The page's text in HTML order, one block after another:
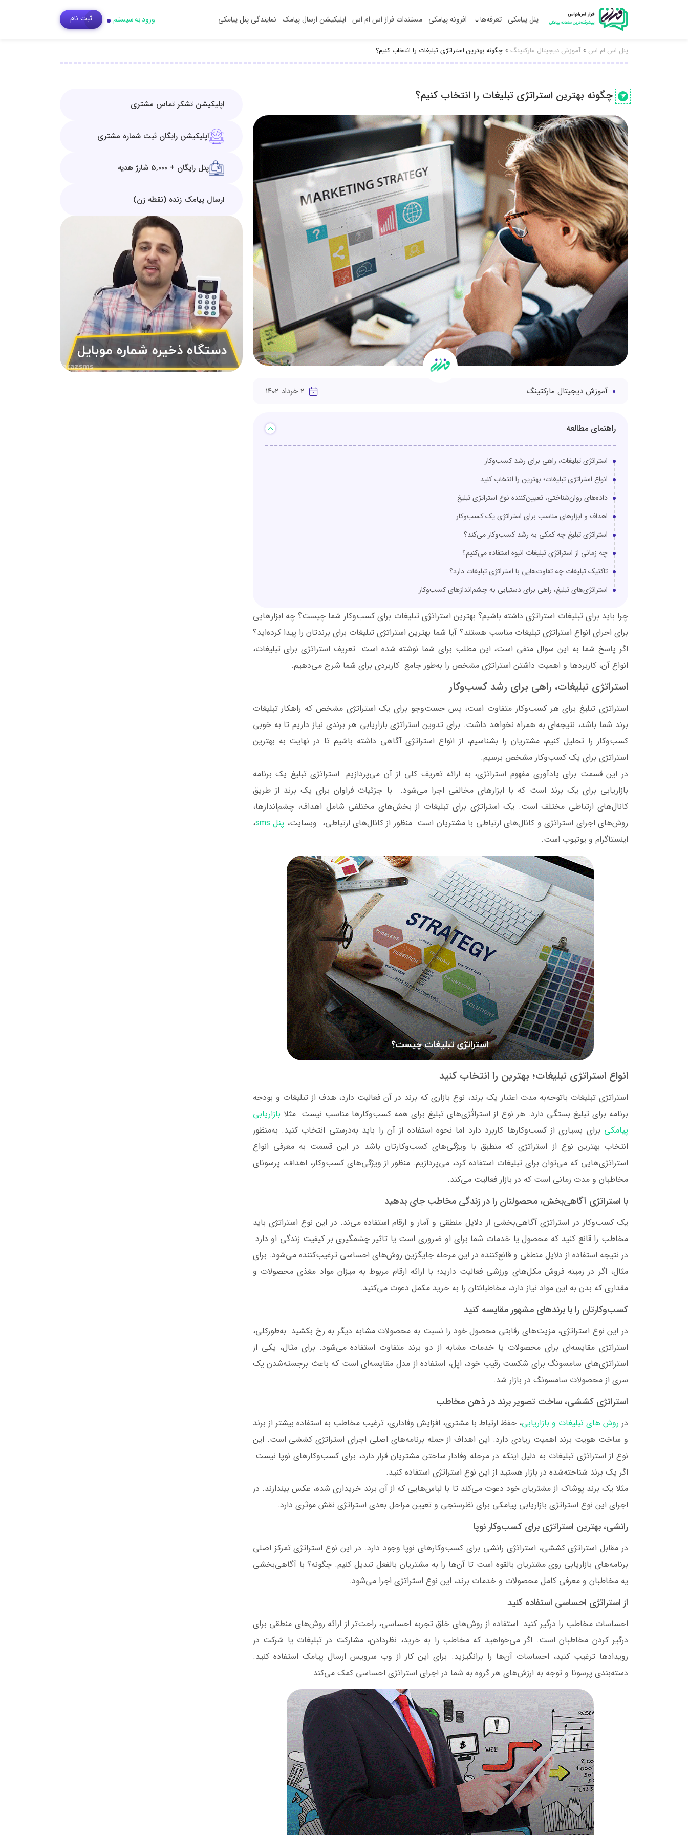
پنل پیامکی تعرفه‌ها افزونه‌ پیامکی مستندات فراز اس ام اس اپلیکیشن‌ ارسال پیامک نمایندگی پنل پیامکی ورود به سیستم ثبت‌ نام
پنل اس ام اس » آموزش دیجیتال مارکتینگ » چگونه بهترین استراتژی تبلیغات را انتخاب کنیم؟
چگونه بهترین استراتژی تبلیغات را انتخاب کنیم؟
آموزش دیجیتال مارکتینگ ۲ خرداد ۱۴۰۲
راهنمای مطالعه
استراتژی تبلیغات، راهی برای رشد کسب‌وکار
انواع استراتژی تبلیغات؛ بهترین را انتخاب کنید
داده‌های روان‌شناختی، تعیین‌کننده نوع استراتژی تبلیغ
اهداف و ابزارهای مناسب برای استراتژی یک کسب‌وکار
استراتژی تبلیغ چه کمکی به رشد کسب‌وکار می‌کند؟
چه زمانی از استراتژی تبلیغات انبوه استفاده می‌کنیم؟
تاکتیک تبلیغات چه تفاوت‌هایی با استراتژی تبلیغات دارد؟
استراتژی‌های تبلیغ، راهی برای دستیابی به چشم‌اندازهای کسب‌وکار
چرا باید برای تبلیغات استراتژی داشته باشیم؟ بهترین استراتژی تبلیغات برای کسب‌وکار شما چیست؟ چه ابزارهایی
برای اجرای انواع استراتژی تبلیغات مناسب هستند؟ آیا شما بهترین استراتژی تبلیغات برای برندتان را پیدا کرده‌اید؟
اگر پاسخ شما به این سوال منفی است، این مطلب برای شما نوشته شده است. تعریف استراتژی برای تبلیغات،
انواع آن، کاربردها و اهمیت داشتن استراتژی مشخص را به‌طور جامع کاربردی برای شما شرح می‌دهیم.
استراتژی تبلیغات، راهی برای رشد کسب‌وکار
استراتژی تبلیغ برای هر کسب‌وکار متفاوت است، پس جست‌وجو برای یک استراتژی مشخص که راهکار تبلیغات
برند شما باشد، نتیجه‌ای به همراه نخواهد داشت. برای تدوین استراتژی بازاریابی هر برندی نیاز داریم تا به خوبی
کسب‌وکار را تحلیل کنیم، مشتریان را بشناسیم، از انواع استراتژی آگاهی داشته باشیم تا در نهایت به بهترین
استراتژی برای یک کسب‌وکار مشخص برسیم.
در این قسمت برای یادآوری مفهوم استراتژی، به ارائه تعریف کلی از آن می‌پردازیم. استراتژی تبلیغ یک برنامه
بازاریابی برای یک برند است که با ابزارهای مخالفی اجرا می‌شود. با جزئیات فراوان برای یک برند از طریق
کانال‌های ارتباطی مختلف است. یک استراتژی برای تبلیغات از بخش‌های مختلفی شامل اهداف، چشم‌اندازها،
روش‌های اجرای استراتژی و کانال‌های ارتباطی با مشتریان است. منظور از کانال‌های ارتباطی، وبسایت، پنل sms
،
اینستاگرام و یوتیوب است.
انواع استراتژی تبلیغات؛ بهترین را انتخاب کنید
استراتژی تبلیغات باتوجه‌به مدت اعتبار یک برند، نوع بازاری که برند در آن فعالیت دارد، هدف از تبلیغات و بودجه
برنامه برای تبلیغ بستگی دارد. هر نوع از استراتٰژی‌های تبلیغ برای همه کسب‌وکارها مناسب نیست. مثلا بازاریابی
پیامکی برای بسیاری از کسب‌وکارها کاربرد دارد اما نحوه استفاده از آن را باید به‌درستی انتخاب کنید. به‌منظور
انتخاب بهترین نوع از استراتژی که منطبق با ویژگی‌های کسب‌وکارتان باشد در این قسمت به معرفی انواع
استراتژی‌هایی که می‌توان برای تبلیغات استفاده کرد، می‌پردازیم. منظور از ویژگی‌های کسب‌وکار، اهداف، پرسونای
مخاطبان و مدت زمانی است که در بازار فعالیت می‌کند.
با استراتژی آگاهی‌بخش، محصولتان را در زندگی مخاطب جای بدهید
یک کسب‌وکار در استراتژی آگاهی‌بخشی از دلایل منطقی و آمار و ارقام استفاده می‌ند. در این نوع استراتژی باید
مخاطب را قانع کنید که محصول یا خدمات شما برای او ضروری است یا تاثیر چشمگیری بر کیفیت زندگی او دارد.
در نتیجه استفاده از دلایل منطقی و قانع‌کننده در این مرحله جایگزین روش‌های احساسی ترغیب‌کننده می‌شود. برای
مثال، اگر در زمینه فروش مکل‌های ورزشی فعالیت دارید؛ با ارائه ارقام مربوط به میزان مواد مغذی محصولات و
مقداری که بدن به این مواد نیاز دارد، مخاطبانتان را به خرید مکمل دعوت می‌کنید.
کسب‌وکارتان را با برندهای مشهور مقایسه‌ کنید
در این نوع استراتژی، مزیت‌های رقابتی محصول خود را نسبت به محصولات مشابه دیگر به رخ بکشید. به‌طورکلی،
استراتژی مقایسه‌ای برای محصولات یا خدمات مشابه از دو برند متفاوت استفاده می‌شود. برای مثال، یکی از
استراتژی‌های سامسونگ برای شکست رقیب خود، اپل، استفاده از مدل مقایسه‌ای است که باعث برجسته‌شدن یک
سری از محصولات سامسونگ در بازار شد.
استراتژی کششی، ساخت تصویر برند در ذهن مخاطب
در روش‌ های تبلیغات و بازاریابی، حفظ ارتباط با مشتری، افزایش وفاداری، ترغیب مخاطب به استفاده بیشتر از برند
و ساخت هویت برند اهمیت زیادی دارد. این اهداف از جمله برنامه‌های اصلی اجرای استراتژی کششی است. این
نوع از استراتژی تبلیغات به دلیل اینکه در مرحله وفادار ساختن مشتریان قرار دارد، برای کسب‌وکارهای نوپا نیست.
اگر یک برند شناخته‌شده در بازار هستید از این نوع استراتژی استفاده کنید.
مثلا یک برند پوشاک از مشتریان خود دعوت می‌کند تا با لباس‌هایی که از آن برند خریداری شده، عکس بیندازند. در
اجرای این نوع استراتژی بازاریابی پیامکی برای نظرسنجی و تعیین مراحل بعدی استراتژی نقش موثری دارد.
رانشی، بهترین استراتژی برای کسب‌وکار نوپا
در مقابل استراتژی کششی، استراتژی رانشی برای کسب‌وکارهای نوپا وجود دارد. در این نوع استراتژی تمرکز اصلی
برنامه‌های بازاریابی روی مشتریان بالقوه است تا آن‌ها را به مشتریان بالفعل تبدیل کنیم. چگونه؟ با آگاهی‌بخشی
یه مخاطبان و معرفی کامل محصولات و خدمات برند، این نوع استراتژی اجرا می‌شود.
از استراتژی احساسی استفاده کنید
احساسات مخاطب را درگیر کنید. استفاده از روش‌های خلق تجربه احساسی، راحت‌تر از ارائه روش‌های منطقی برای
درگیر کردن مخاطبان است. اگر می‌خواهید که مخاطب را به خرید، نظردادن، مشارکت در تبلیغات یا شرکت در
رویدادها ترغیب کنید، احساسات آن‌ها را برانگیزید. برای این کار از وب سرویس ارسال پیامک استفاده کنید.
دسته‌بندی پرسونا و توجه به ارزش‌های هر گروه به شما در اجرای استراتژی احساسی کمک می‌کند.
اپلیکیشن تشکر تماس مشتری
اپلیکیشن رایگان ثبت شماره مشتری
پنل رایگان + 5,000 شارژ هدیه
ارسال پیامک زنده (نقطه زن)